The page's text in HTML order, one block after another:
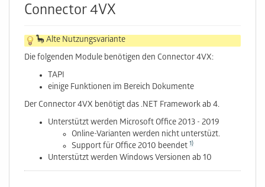
Connector 4VX
🦕 Alte Nutzungsvariante
Die folgenden Module benötigen den Connector 4VX:
TAPI
einige Funktionen im Bereich Dokumente
Der Connector 4VX benötigt das .NET Framework ab 4.
Unterstützt werden Microsoft Office 2013 - 2019
Online-Varianten werden nicht unterstüzt.
Support für Office 2010 beendet 1)
Unterstützt werden Windows Versionen ab 10